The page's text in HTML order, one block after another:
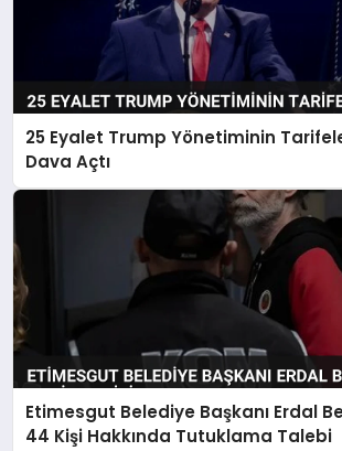
25 Eyalet Trump Yönetiminin
Dava Açtı
Etimesgut Belediye Başkanı Erdal
44 Kişi Hakkında Tutuklama Talebi